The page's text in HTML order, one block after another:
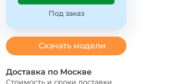
Под заказ
Скачать модели
Доставка по Москве
Стоимость и сроки доставки